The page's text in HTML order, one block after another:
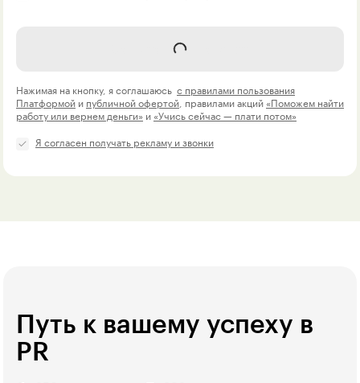
Записаться на курс
Нажимая на кнопку, я соглашаюсь с правилами пользования
Платформой и публичной офертой , правилами акций «Поможем найти
работу или вернем деньги» и «Учись сейчас — плати потом»
Я согласен получать рекламу и звонки
Путь к вашему успеху в
PR